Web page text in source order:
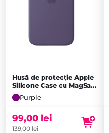
Husă de protecție Apple
Silicone Case cu MagSafe
pentru iPhone 17 Pro
Max, Purple Fog
Purple
139,00lei
99,00 lei